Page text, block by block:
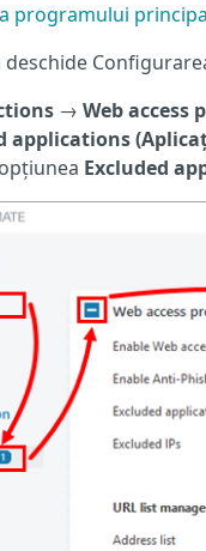
programului
→ Web access
applications
Excluded